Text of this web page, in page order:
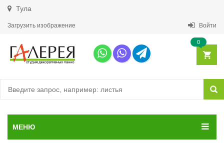
Тула
Загрузить изображение Войти
0
МЕНЮ